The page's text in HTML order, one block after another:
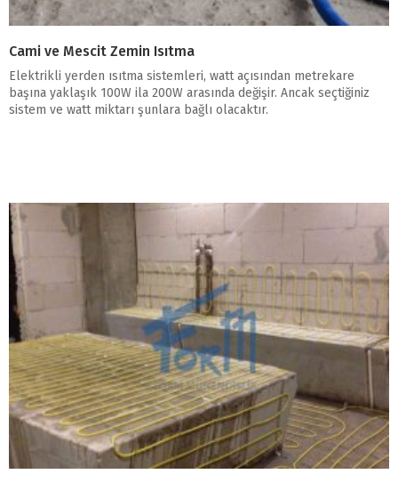
Cami ve Mescit Zemin Isıtma
Elektrikli yerden ısıtma sistemleri, watt açısından metrekare
başına yaklaşık 100W ila 200W arasında değişir. Ancak seçtiğiniz
sistem ve watt miktarı şunlara bağlı olacaktır.